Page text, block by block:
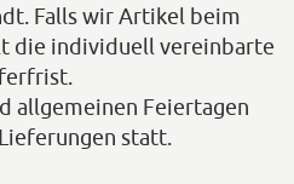
Falls wir Artikel beim
die individuell vereinbarte
allgemeinen Feiertagen
statt.